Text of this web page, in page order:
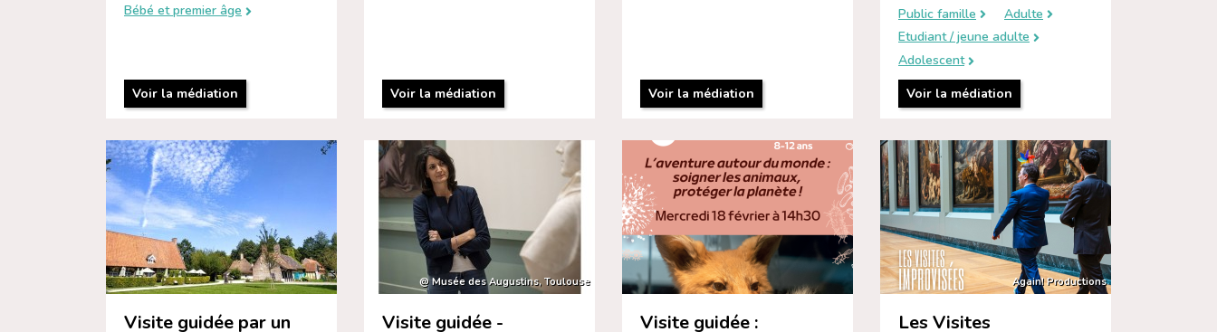
Bébé et premier âge
Voir la médiation Voir la médiation Voir la médiation
Public famille
Adulte
Etudiant / jeune adulte
Adolescent
Voir la médiation
Visite guidée par un
@ Musée des Augustins, Toulouse
Visite guidée -
Visite guidée :
Again! Productions
Les Visites